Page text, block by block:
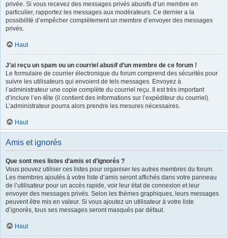
privée. Si vous recevez des messages privés abusifs d’un membre en
particulier, rapportez les messages aux modérateurs. Ce dernier a la
possibilité d’empêcher complètement un membre d’envoyer des messages
privés.
Haut
J’ai reçu un spam ou un courriel abusif d’un membre de ce forum !
Le formulaire de courrier électronique du forum comprend des sécurités pour
suivre les utilisateurs qui envoient de tels messages. Envoyez à
l’administrateur une copie complète du courriel reçu. Il est très important
d’inclure l’en-tête (il contient des informations sur l’expéditeur du courriel).
L’administrateur pourra alors prendre les mesures nécessaires.
Haut
Amis et ignorés
Que sont mes listes d’amis et d’ignorés ?
Vous pouvez utiliser ces listes pour organiser les autres membres du forum.
Les membres ajoutés à votre liste d’amis seront affichés dans votre panneau
de l’utilisateur pour un accès rapide, voir leur état de connexion et leur
envoyer des messages privés. Selon les thèmes graphiques, leurs messages
peuvent être mis en valeur. Si vous ajoutez un utilisateur à votre liste
d’ignorés, tous ses messages seront masqués par défaut.
Haut